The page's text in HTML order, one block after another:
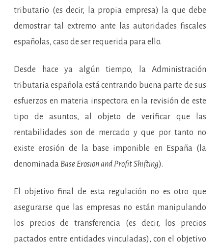
tributario (es decir, la propia empresa) la que debe
demostrar tal extremo ante las autoridades fiscales
españolas, caso de ser requerida para ello.
Desde hace ya algún tiempo, la Administración
tributaria española está centrando buena parte de sus
esfuerzos en materia inspectora en la revisión de este
tipo de asuntos, al objeto de verificar que las
rentabilidades son de mercado y que por tanto no
existe erosión de la base imponible en España (la
denominada Base Erosion and Profit Shifting).
El objetivo final de esta regulación no es otro que
asegurarse que las empresas no están manipulando
los precios de transferencia (es decir, los precios
pactados entre entidades vinculadas), con el objetivo